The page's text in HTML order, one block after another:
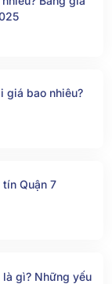
giá bao nhiêu?
Quận 7
gì? Những yếu